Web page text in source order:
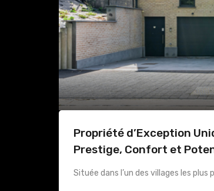
Propriété d’Exception
Prestige, Confort et
Située dans l’un des villages les